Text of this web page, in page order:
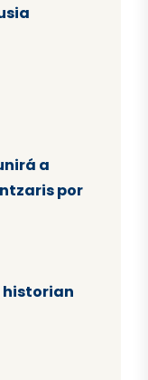
a
por
historian